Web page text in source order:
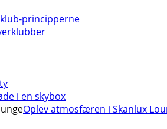
principperne
i en skybox
Oplev atmosfæren i Skanlux